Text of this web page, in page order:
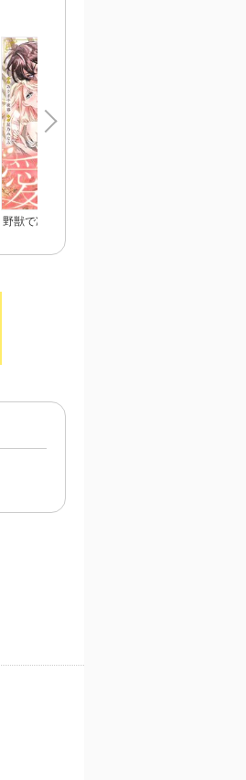
野獣で冷徹な旦那様は、
愛おしくて仕方ない